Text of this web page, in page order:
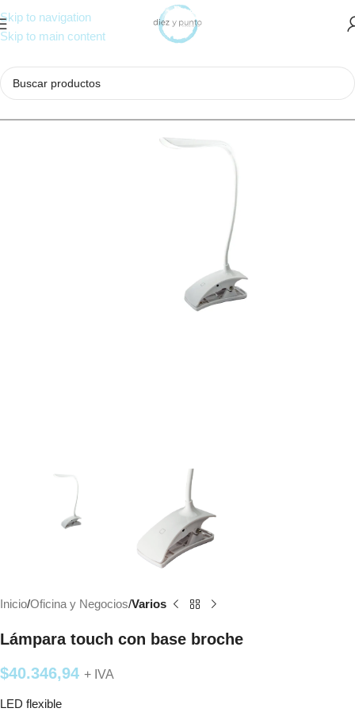
Skip to navigation
Skip to main content
Inicio Oficina y Negocios Varios
Lámpara touch con base broche
$40.346,94 + IVA
LED flexible